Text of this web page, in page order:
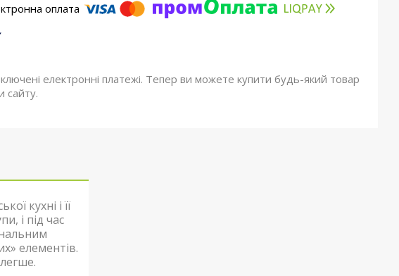
електронні платежі. Тепер ви можете купити будь-який товар
сайту.
кухні і її
і під час
елементів.